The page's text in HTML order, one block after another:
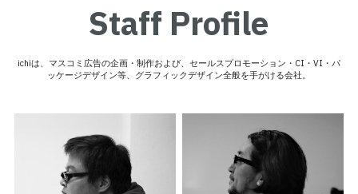
Staff Profile
ichiは、マスコミ広告の企画・制作および、セールスプロモーション・CI・VI・パ
ッケージデザイン等、グラフィックデザイン全般を手がける会社。